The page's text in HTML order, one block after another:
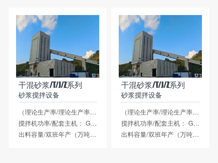
干混砂浆/T/J/Z系列
砂浆搅拌设备
（理论生产率/理论生产率t/h）： 20-80t/h
搅拌机功率/配套主机： GD-3B主机
出料容量/双班年产（万吨）： 20-40万吨
干混砂浆/T/J/Z系列
砂浆搅拌设备
（理论生产率/理论生产率t/h）： 20-80t/h
搅拌机功率/配套主机： GD-3B主机
出料容量/双班年产（万吨）： 20-40万吨